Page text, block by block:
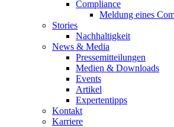
Compliance
Meldung eines
Stories
Nachhaltigkeit
News & Media
Pressemitteilungen
Medien & Downloads
Events
Artikel
Expertentipps
Kontakt
Karriere